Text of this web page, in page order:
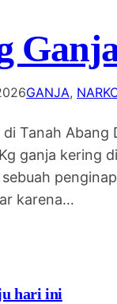
GANJA,
di Tanah
ganja kering
karena…
hari ini